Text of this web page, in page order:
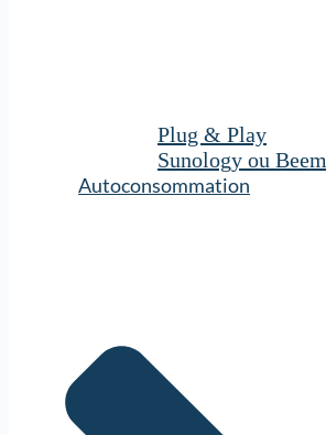
Plug & Play
Sunology ou Beem
Autoconsommation